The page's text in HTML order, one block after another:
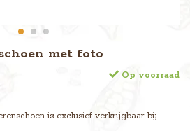
met foto
Op voorraad
is exclusief verkrijgbaar bij